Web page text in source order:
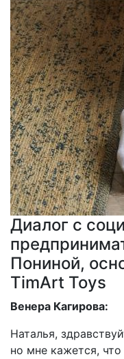
Диалог с
Пониной,
TimArt Toys
Венера Кагирова:
Наталья,
но мне кажется,